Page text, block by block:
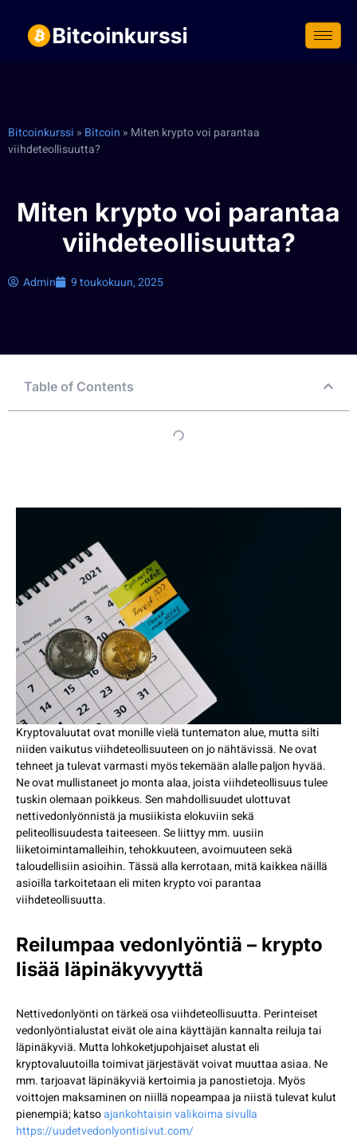
Siirry
Bitcoinkurssi » Bitcoin » Miten krypto voi parantaa
viihdeteollisuutta?
Miten krypto voi parantaa
viihdeteollisuutta?
Admin 9 toukokuun, 2025
Table of Contents
Kryptovaluutat ovat monille vielä tuntematon alue, mutta silti
niiden vaikutus viihdeteollisuuteen on jo nähtävissä. Ne ovat
tehneet ja tulevat varmasti myös tekemään alalle paljon hyvää.
Ne ovat mullistaneet jo monta alaa, joista viihdeteollisuus tulee
tuskin olemaan poikkeus. Sen mahdollisuudet ulottuvat
nettivedonlyönnistä ja musiikista elokuviin sekä
peliteollisuudesta taiteeseen. Se liittyy mm. uusiin
liiketoimintamalleihin, tehokkuuteen, avoimuuteen sekä
taloudellisiin asioihin. Tässä alla kerrotaan, mitä kaikkea näillä
asioilla tarkoitetaan eli miten krypto voi parantaa
viihdeteollisuutta.
Reilumpaa vedonlyöntiä – krypto
lisää läpinäkyvyyttä
Nettivedonlyönti on tärkeä osa viihdeteollisuutta. Perinteiset
vedonlyöntialustat eivät ole aina käyttäjän kannalta reiluja tai
läpinäkyviä. Mutta lohkoketjupohjaiset alustat eli
kryptovaluutoilla toimivat järjestävät voivat muuttaa asiaa. Ne
mm. tarjoavat läpinäkyviä kertoimia ja panostietoja. Myös
voittojen maksaminen on niillä nopeampaa ja niistä tulevat kulut
pienempiä; katsoajankohtaisin valikoima sivulla
https://uudetvedonlyontisivut.com/